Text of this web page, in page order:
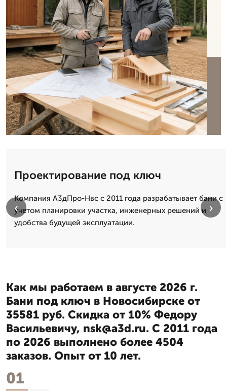
Проектирование под ключ
Компания А3дПро-Нвс с 2011 года разрабатывает бани с
учетом планировки участка, инженерных решений и
удобства будущей эксплуатации.
‹ ›
Как мы работаем в августе 2026 г.
Бани под ключ в Новосибирске от
35581 руб. Скидка от 10% Федору
Васильевичу, nsk@a3d.ru. С 2011 года
по 2026 выполнено более 4504
заказов. Опыт от 10 лет.
01